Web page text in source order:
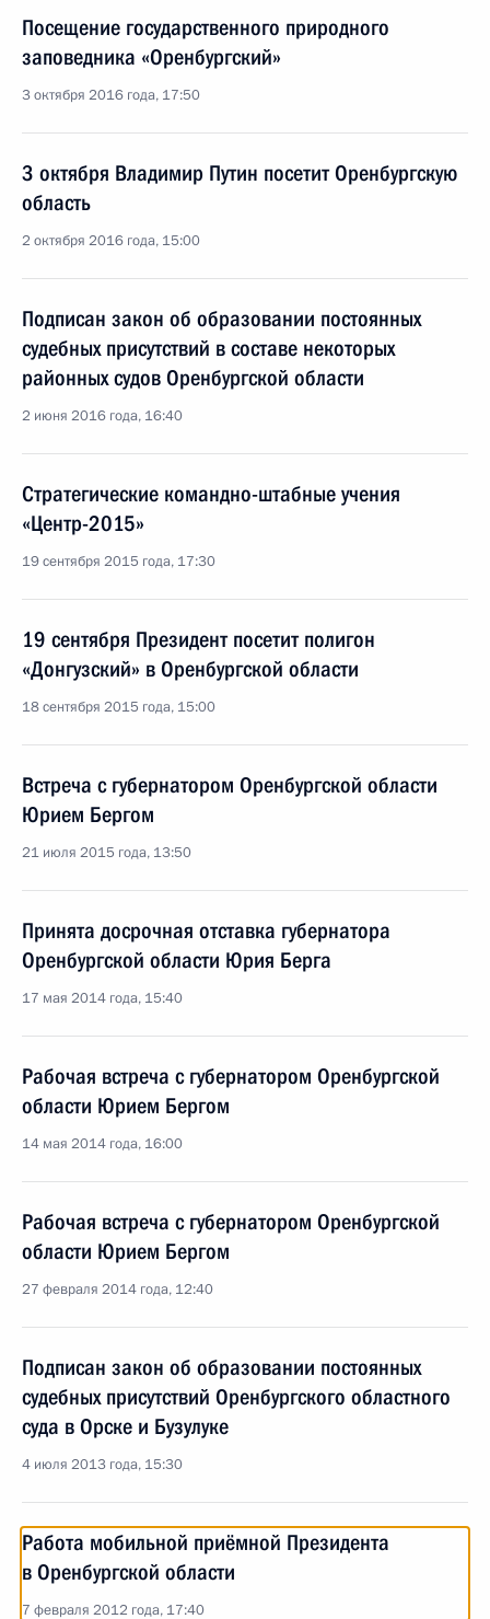
Посещение государственного природного
заповедника «Оренбургский»
3 октября 2016 года, 17:50
3 октября Владимир Путин посетит Оренбургскую
область
2 октября 2016 года, 15:00
Подписан закон об образовании постоянных
судебных присутствий в составе некоторых
районных судов Оренбургской области
2 июня 2016 года, 16:40
Стратегические командно-штабные учения
«Центр-2015»
19 сентября 2015 года, 17:30
19 сентября Президент посетит полигон
«Донгузский» в Оренбургской области
18 сентября 2015 года, 15:00
Встреча с губернатором Оренбургской области
Юрием Бергом
21 июля 2015 года, 13:50
Принята досрочная отставка губернатора
Оренбургской области Юрия Берга
17 мая 2014 года, 15:40
Рабочая встреча с губернатором Оренбургской
области Юрием Бергом
14 мая 2014 года, 16:00
Рабочая встреча с губернатором Оренбургской
области Юрием Бергом
27 февраля 2014 года, 12:40
Подписан закон об образовании постоянных
судебных присутствий Оренбургского областного
суда в Орске и Бузулуке
4 июля 2013 года, 15:30
Работа мобильной приёмной Президента
в Оренбургской области
7 февраля 2012 года, 17:40